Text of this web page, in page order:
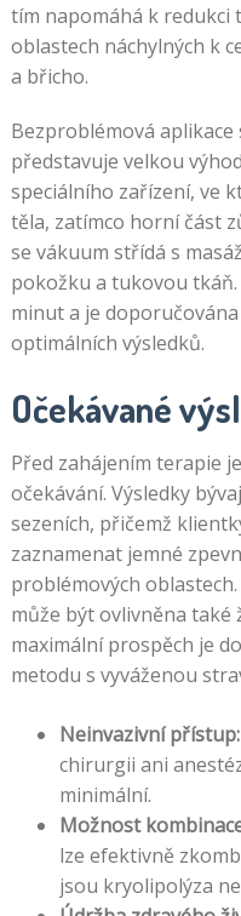
tím napomáhá k redukci
oblastech náchylných k
a břicho.
Bezproblémová aplikace
představuje velkou
speciálního zařízení, ve
těla, zatímco horní část
se vákuum střídá s
pokožku a tukovou
minut a je
optimálních výsledků.
Očekávané
Před zahájením terapie
očekávání. Výsledky
sezeních, přičemž
zaznamenat jemné
problémových
může být ovlivněna také
maximální prospěch je
metodu s vyváženou
Neinvazivní přístup:
chirurgii ani
minimální.
Možnost
lze efektivně
jsou kryolipolýza